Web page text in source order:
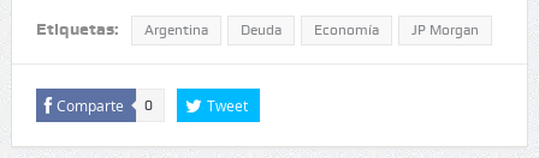
Etiquetas: Argentina Deuda Economía JP Morgan
Comparte 0 Tweet